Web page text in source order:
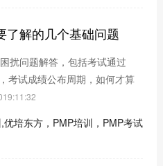
了解的几个基础问题
扰问题解答，包括考试通过
考试成绩公布周期，如何才算
培东方，PMP培训，PMP考试